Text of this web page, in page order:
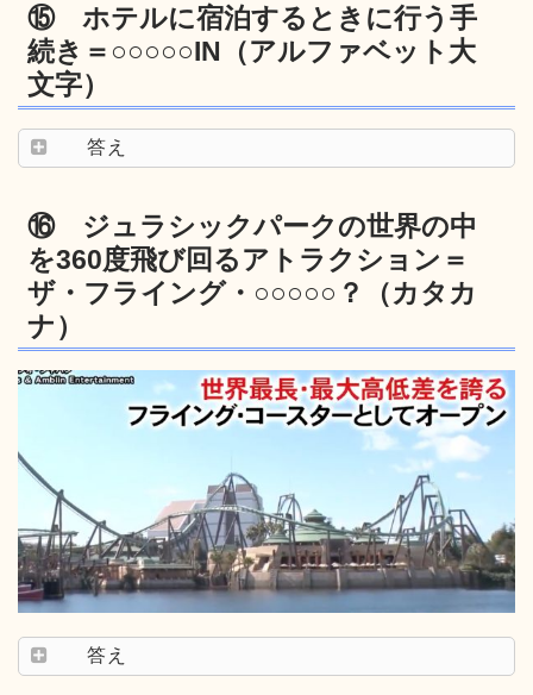
⑮ ホテルに宿泊するときに行う手
続き＝○○○○○IN（アルファベット大
文字）
答え
⑯ ジュラシックパークの世界の中
を360度飛び回るアトラクション＝
ザ・フライング・○○○○○？（カタカ
ナ）
答え